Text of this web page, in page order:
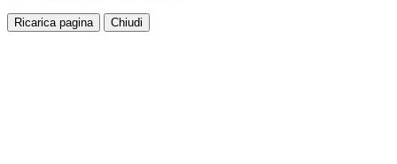
Ricarica pagina Chiudi